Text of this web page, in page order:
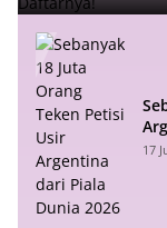
17